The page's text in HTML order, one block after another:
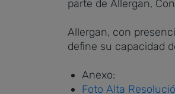
parte de Allergan,
Allergan, con
define su capacidad
Anexo:
Foto Alta